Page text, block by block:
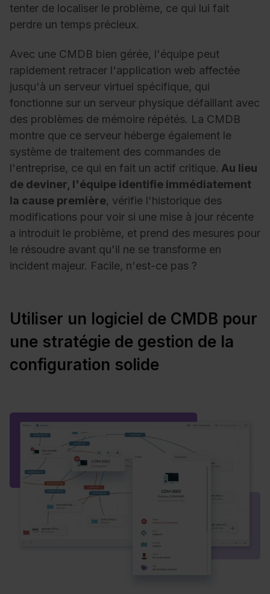
tenter de localiser le problème, ce qui lui fait
perdre un temps précieux.
Avec une CMDB bien gérée, l'équipe peut
rapidement retracer l'application web affectée
jusqu'à un serveur virtuel spécifique, qui
fonctionne sur un serveur physique défaillant avec
des problèmes de mémoire répétés. La CMDB
montre que ce serveur héberge également le
système de traitement des commandes de
l'entreprise, ce qui en fait un actif critique. Au lieu
de deviner, l'équipe identifie immédiatement
la cause première, vérifie l'historique des
modifications pour voir si une mise à jour récente
a introduit le problème, et prend des mesures pour
le résoudre avant qu'il ne se transforme en
incident majeur. Facile, n'est-ce pas ?
Utiliser un logiciel de CMDB pour
une stratégie de gestion de la
configuration solide